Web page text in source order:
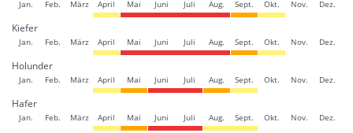
Jan. Feb. März April Mai Juni Juli Aug. Sept. Okt. Nov. Dez.
Kiefer
Jan. Feb. März April Mai Juni Juli Aug. Sept. Okt. Nov. Dez.
Holunder
Jan. Feb. März April Mai Juni Juli Aug. Sept. Okt. Nov. Dez.
Hafer
Jan. Feb. März April Mai Juni Juli Aug. Sept. Okt. Nov. Dez.